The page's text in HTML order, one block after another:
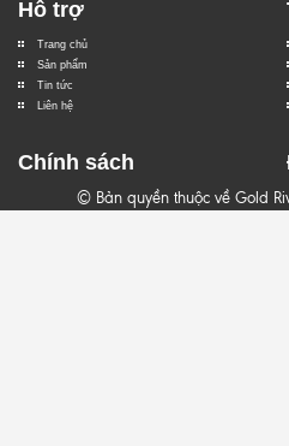
Hỗ trợ
Trang chủ
Sản phẩm
Tin tức
Liên hệ
Chính sách
© Bản quyền thuộc về Gold